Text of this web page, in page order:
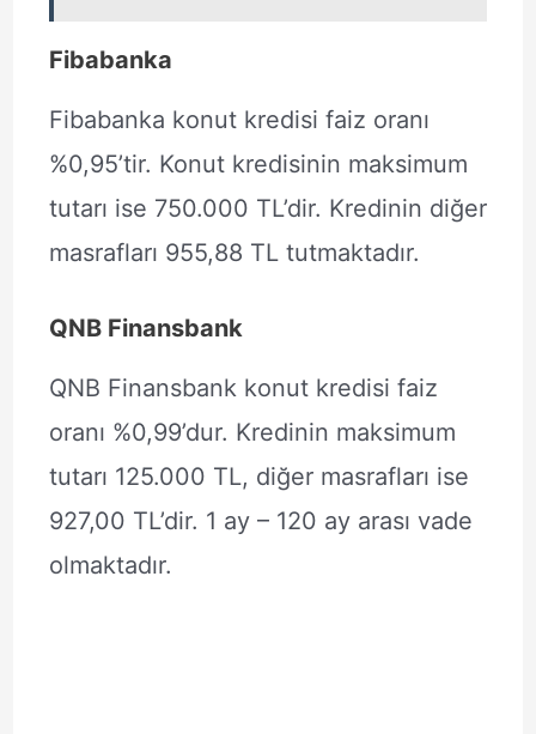
Fibabanka
Fibabanka konut kredisi faiz oranı
%0,95’tir. Konut kredisinin maksimum
tutarı ise 750.000 TL’dir. Kredinin diğer
masrafları 955,88 TL tutmaktadır.
QNB Finansbank
QNB Finansbank konut kredisi faiz
oranı %0,99’dur. Kredinin maksimum
tutarı 125.000 TL, diğer masrafları ise
927,00 TL’dir. 1 ay – 120 ay arası vade
olmaktadır.